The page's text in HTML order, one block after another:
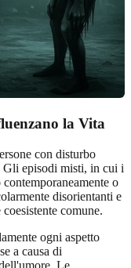
la Vita
con disturbo
Gli episodi misti, in cui i
o
disorientanti e
comune.
ogni aspetto
a causa di
Le